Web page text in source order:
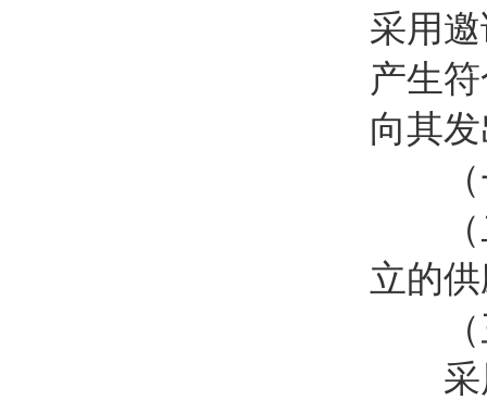
采用
产生
向其
（一
（二
立的
（三
采用